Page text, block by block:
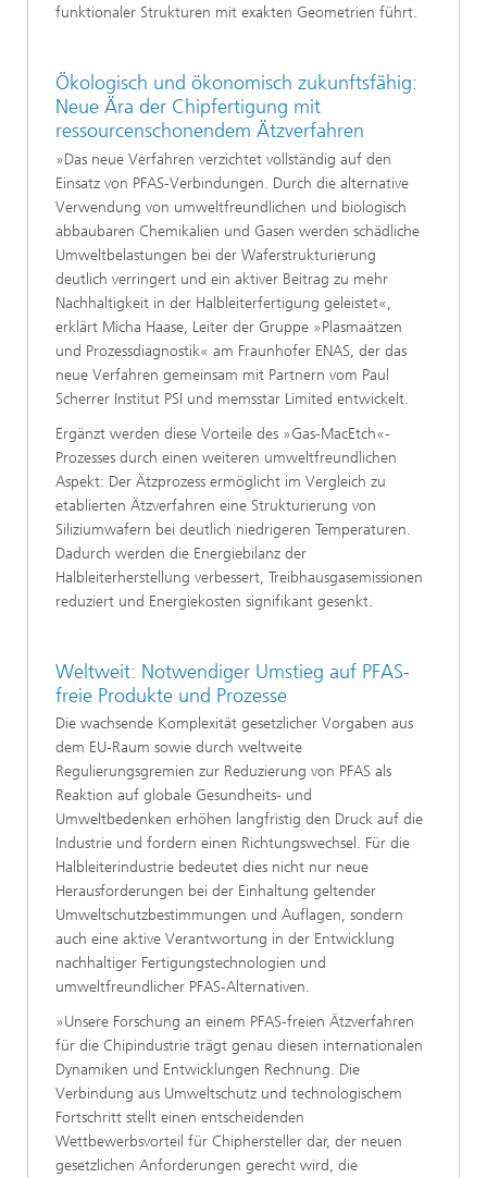
funktionaler Strukturen mit exakten Geometrien führt.
Ökologisch und ökonomisch zukunftsfähig:
Neue Ära der Chipfertigung mit
ressourcenschonendem Ätzverfahren
»Das neue Verfahren verzichtet vollständig auf den
Einsatz von PFAS-Verbindungen. Durch die alternative
Verwendung von umweltfreundlichen und biologisch
abbaubaren Chemikalien und Gasen werden schädliche
Umweltbelastungen bei der Waferstrukturierung
deutlich verringert und ein aktiver Beitrag zu mehr
Nachhaltigkeit in der Halbleiterfertigung geleistet«,
erklärt Micha Haase, Leiter der Gruppe »Plasmaätzen
und Prozessdiagnostik« am Fraunhofer ENAS, der das
neue Verfahren gemeinsam mit Partnern vom Paul
Scherrer Institut PSI und memsstar Limited entwickelt.
Ergänzt werden diese Vorteile des »Gas-MacEtch«-
Prozesses durch einen weiteren umweltfreundlichen
Aspekt: Der Ätzprozess ermöglicht im Vergleich zu
etablierten Ätzverfahren eine Strukturierung von
Siliziumwafern bei deutlich niedrigeren Temperaturen.
Dadurch werden die Energiebilanz der
Halbleiterherstellung verbessert, Treibhausgasemissionen
reduziert und Energiekosten signifikant gesenkt.
Weltweit: Notwendiger Umstieg auf PFAS-
freie Produkte und Prozesse
Die wachsende Komplexität gesetzlicher Vorgaben aus
dem EU-Raum sowie durch weltweite
Regulierungsgremien zur Reduzierung von PFAS als
Reaktion auf globale Gesundheits- und
Umweltbedenken erhöhen langfristig den Druck auf die
Industrie und fordern einen Richtungswechsel. Für die
Halbleiterindustrie bedeutet dies nicht nur neue
Herausforderungen bei der Einhaltung geltender
Umweltschutzbestimmungen und Auflagen, sondern
auch eine aktive Verantwortung in der Entwicklung
nachhaltiger Fertigungstechnologien und
umweltfreundlicher PFAS-Alternativen.
»Unsere Forschung an einem PFAS-freien Ätzverfahren
für die Chipindustrie trägt genau diesen internationalen
Dynamiken und Entwicklungen Rechnung. Die
Verbindung aus Umweltschutz und technologischem
Fortschritt stellt einen entscheidenden
Wettbewerbsvorteil für Chiphersteller dar, der neuen
gesetzlichen Anforderungen gerecht wird, die